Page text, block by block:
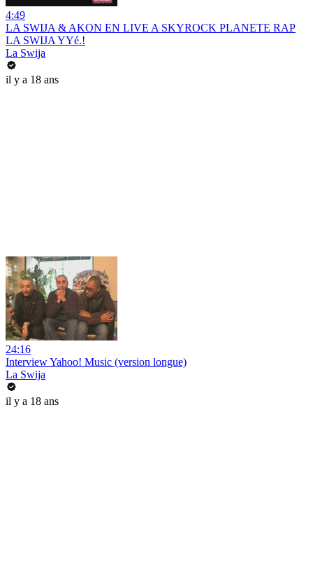
4:49
LA SWIJA & AKON EN LIVE A SKYROCK PLANETE RAP
LA SWIJA YYé.!
La Swija
il y a 18 ans
24:16
Interview Yahoo! Music (version longue)
La Swija
il y a 18 ans